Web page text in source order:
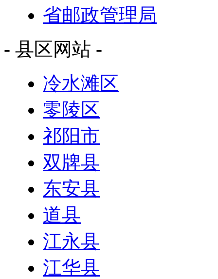
省邮政管理局
- 县区网站 -
冷水滩区
零陵区
祁阳市
双牌县
东安县
道县
江永县
江华县